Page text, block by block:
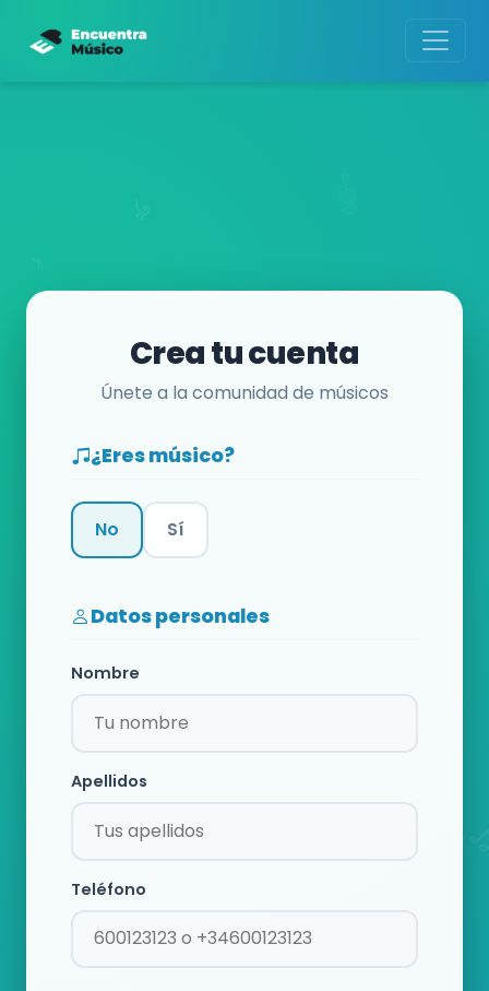
Crea tu cuenta
Únete a la comunidad de músicos
¿Eres músico?
No Sí
Datos personales
Nombre
Apellidos
Teléfono